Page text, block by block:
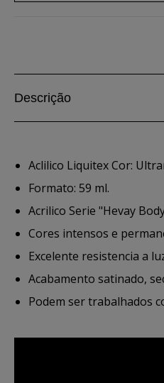
Descrição
Aclilico Liquitex Cor:
Formato: 59 ml.
Acrilico Serie "Hevay
Cores intensos e
Excelente resistencia a
Acabamento satinado,
Podem ser trabalhados